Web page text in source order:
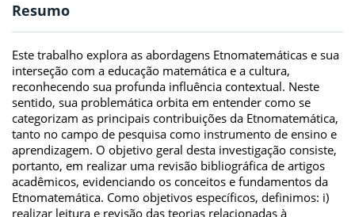
Resumo
Este trabalho explora as abordagens Etnomatemáticas e sua
interseção com a educação matemática e a cultura,
reconhecendo sua profunda influência contextual. Neste
sentido, sua problemática orbita em entender como se
categorizam as principais contribuições da Etnomatemática,
tanto no campo de pesquisa como instrumento de ensino e
aprendizagem. O objetivo geral desta investigação consiste,
portanto, em realizar uma revisão bibliográfica de artigos
acadêmicos, evidenciando os conceitos e fundamentos da
Etnomatemática. Como objetivos específicos, definimos: i)
realizar leitura e revisão das teorias relacionadas à